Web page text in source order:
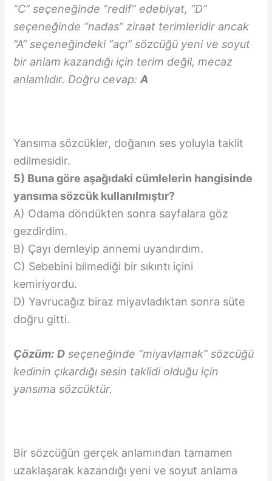
“C” seçeneğinde “redif” edebiyat, “D”
seçeneğinde “nadas” ziraat terimleridir ancak
“A” seçeneğindeki “açı” sözcüğü yeni ve soyut
bir anlam kazandığı için terim değil, mecaz
anlamlıdır. Doğru cevap:A
Yansıma sözcükler, doğanın ses yoluyla taklit
edilmesidir.
5) Buna göre aşağıdaki cümlelerin hangisinde
yansıma sözcük kullanılmıştır?
A) Odama döndükten sonra sayfalara göz
gezdirdim.
B) Çayı demleyip annemi uyandırdım.
C) Sebebini bilmediği bir sıkıntı içini
kemiriyordu.
D) Yavrucağız biraz miyavladıktan sonra süte
doğru gitti.
Çözüm: D seçeneğinde “miyavlamak” sözcüğü
kedinin çıkardığı sesin taklidi olduğu için
yansıma sözcüktür.
Bir sözcüğün gerçek anlamından tamamen
uzaklaşarak kazandığı yeni ve soyut anlama